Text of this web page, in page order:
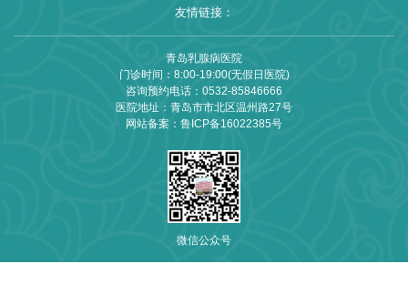
友情链接：
青岛乳腺病医院
门诊时间：8:00-19:00(无假日医院)
咨询预约电话： 0532-85846666
医院地址：青岛市市北区温州路27号
网站备案： 鲁ICP备16022385号
微信公众号